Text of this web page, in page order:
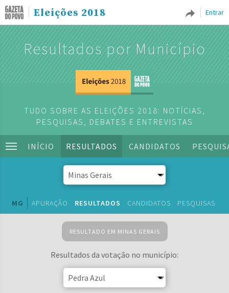
Entrar
Eleições 2018
Resultados por Município
TUDO SOBRE AS ELEIÇÕES 2018: NOTÍCIAS,
PESQUISAS, DEBATES E ENTREVISTAS
INÍCIO RESULTADOS CANDIDATOS
MG APURAÇÃO RESULTADOS CANDIDATOS PESQUISAS
RESULTADO EM MINAS GERAIS
Resultados da votação no município: